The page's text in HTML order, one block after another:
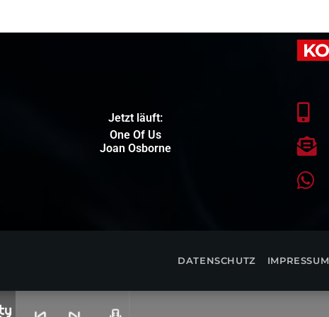
Jetzt läuft:
One Of Us
Joan Osborne
DATENSCHUTZ IMPRESSUM